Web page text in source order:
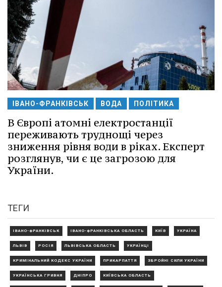
ІВАНО-ФРАНКІВСЬК ВОДА ПОЛІТИКА
В Європі атомні електростанції
переживають труднощі через
зниження рівня води в ріках. Експерт
розглянув, чи є це загрозою для
України.
ТЕГИ
ІВАНО-ФРАНКІВСЬК ІВАНО-ФРАНКІВСЬКА ОБЛАСТЬ КИЇВ УКРАЇНА
ЛЬВІВ РОСІЯ ЛЬВІВСЬКА ОБЛАСТЬ УКРАЇНЦІ
КРИМІНАЛЬНИЙ КОДЕКС УКРАЇНИ ПРИКАРПАТТЯ ЗБРОЙНІ СИЛИ УКРАЇНИ
УКРАЇНСЬКА ГРИВНЯ ДНІПРО КИЇВСЬКА ОБЛАСТЬ